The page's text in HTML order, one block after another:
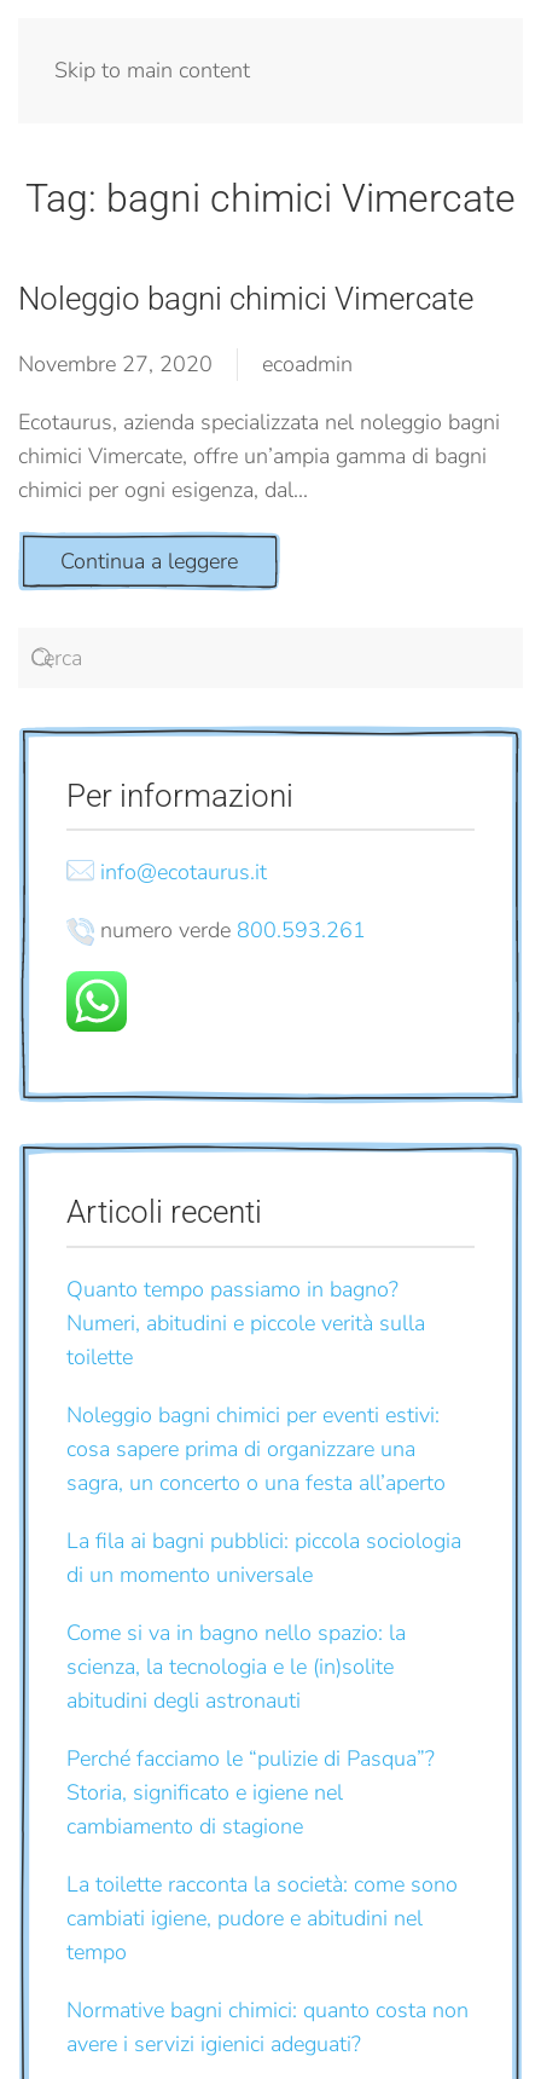
Skip to main content
Tag: bagni chimici Vimercate
Noleggio bagni chimici Vimercate
Novembre 27, 2020
ecoadmin
Ecotaurus, azienda specializzata nel noleggio bagni
chimici Vimercate, offre un’ampia gamma di bagni
chimici per ogni esigenza, dal...
Continua a leggere
Per informazioni
info@ecotaurus.it
numero verde 800.593.261
Articoli recenti
Quanto tempo passiamo in bagno?
Numeri, abitudini e piccole verità sulla
toilette
Noleggio bagni chimici per eventi estivi:
cosa sapere prima di organizzare una
sagra, un concerto o una festa all’aperto
La fila ai bagni pubblici: piccola sociologia
di un momento universale
Come si va in bagno nello spazio: la
scienza, la tecnologia e le (in)solite
abitudini degli astronauti
Perché facciamo le “pulizie di Pasqua”?
Storia, significato e igiene nel
cambiamento di stagione
La toilette racconta la società: come sono
cambiati igiene, pudore e abitudini nel
tempo
Normative bagni chimici: quanto costa non
avere i servizi igienici adeguati?